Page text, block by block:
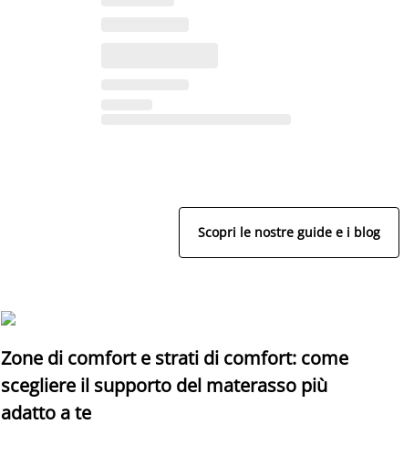
Scopri le nostre guide e i blog
Zone di comfort e strati di comfort: come
scegliere il supporto del materasso più
adatto a te